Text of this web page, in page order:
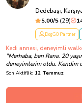
Dedebaşı,
5.00/5 (29)
DogGO Partner
Kedi annesi, deneyimli
"Merhaba, ben Rana. 20
deneyimlerim oldu. Kendim
Son Aktiflik: 12 Temmuz